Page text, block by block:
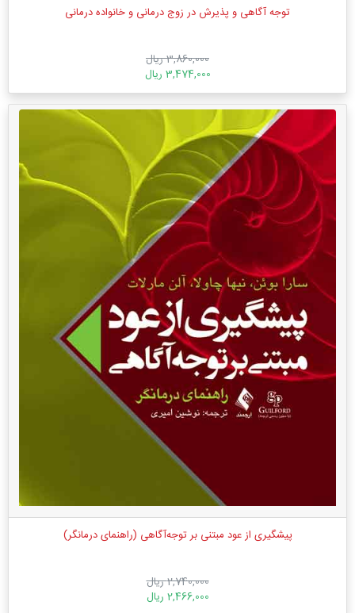
توجه آگاهی و پذیرش در زوج درمانی و خانواده درمانی
3,860,000 ریال
3,474,000 ریال
پیشگیری از عود مبتنی بر توجه‌آگاهی (راهنمای درمانگر)
2,740,000 ریال
2,466,000 ریال